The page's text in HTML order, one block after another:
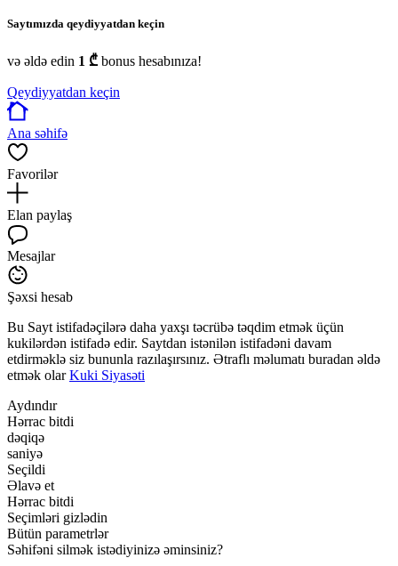
Saytımızda qeydiyyatdan keçin
və əldə edin 1 ₾ bonus hesabınıza!
Qeydiyyatdan keçin
Ana səhifə
Favorilər
Elan paylaş
Mesajlar
Şəxsi hesab
Bu Sayt istifadəçilərə daha yaxşı təcrübə təqdim etmək üçün
kukilərdən istifadə edir. Saytdan istənilən istifadəni davam
etdirməklə siz bununla razılaşırsınız. Ətraflı məlumatı buradan əldə
etmək olarKuki Siyasəti
Aydındır
Hərrac bitdi
dəqiqə
saniyə
Seçildi
Əlavə et
Hərrac bitdi
Seçimləri gizlədin
Bütün parametrlər
Səhifəni silmək istədiyinizə əminsiniz?